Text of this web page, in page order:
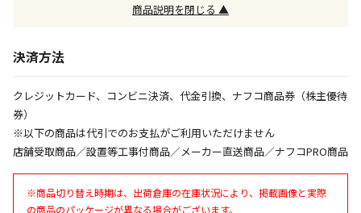
宅配のみでお届けする商品です（店舗受取は選択でき
午前9時までのご注文確定した商品については、当日に
ただし、メーカーの営業日に基づき出荷手続きを行う
ため、通常よりお時間をいただく場合がございます。
また、日曜・祝日や年末年始などの長期休業期間中
は、休業明けからの出荷対応となります。
商品説明を閉じる ▲
決済方法
クレジットカード、コンビニ決済、代金引換、ナフコ商品券（株主優待
券）
※以下の商品は代引でのお支払がご利用いただけません
店舗受取商品／設置等工事付商品／メーカー直送商品／ナフコPRO商品
※商品切り替え時期は、出荷倉庫の在庫状況により、掲載画像と実際
の商品のパッケージが異なる場合がございます。